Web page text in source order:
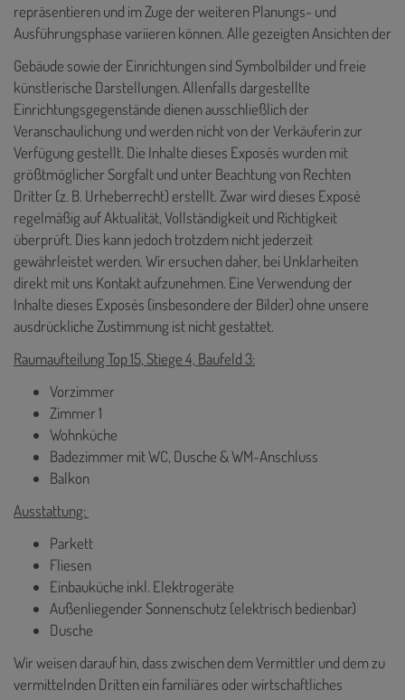
repräsentieren und im Zuge der weiteren Planungs- und
Ausführungsphase variieren können. Alle gezeigten Ansichten der
Gebäude sowie der Einrichtungen sind Symbolbilder und freie
künstlerische Darstellungen. Allenfalls dargestellte
Einrichtungsgegenstände dienen ausschließlich der
Veranschaulichung und werden nicht von der Verkäuferin zur
Verfügung gestellt. Die Inhalte dieses Exposés wurden mit
größtmöglicher Sorgfalt und unter Beachtung von Rechten
Dritter (z. B. Urheberrecht) erstellt. Zwar wird dieses Exposé
regelmäßig auf Aktualität, Vollständigkeit und Richtigkeit
überprüft. Dies kann jedoch trotzdem nicht jederzeit
gewährleistet werden. Wir ersuchen daher, bei Unklarheiten
direkt mit uns Kontakt aufzunehmen. Eine Verwendung der
Inhalte dieses Exposés (insbesondere der Bilder) ohne unsere
ausdrückliche Zustimmung ist nicht gestattet.
Raumaufteilung Top 15, Stiege 4, Baufeld 3:
Vorzimmer
Zimmer 1
Wohnküche
Badezimmer mit WC, Dusche & WM-Anschluss
Balkon
Ausstattung:
Parkett
Fliesen
Einbauküche inkl. Elektrogeräte
Außenliegender Sonnenschutz (elektrisch bedienbar)
Dusche
Wir weisen darauf hin, dass zwischen dem Vermittler und dem zu
vermittelnden Dritten ein familiäres oder wirtschaftliches